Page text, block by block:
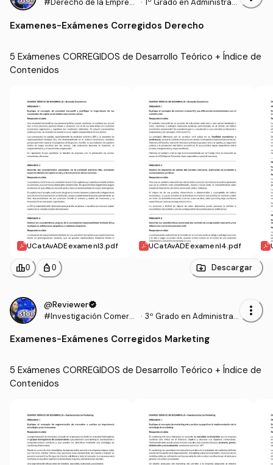
#Derecho de la Empres
· 1º Grado en Administraci
sas (UCAVILA)
Examenes-Exámenes Corregidos Derecho
5 Exámenes CORREGIDOS de Desarrollo Teórico + Índice de
Contenidos
UCatAvADEexamenI3.pdf UCatAvADEexamenI4.pdf
leaderboard0 personal_bag 0 Descargar
@Reviewerverified
#Investigación Comerci
· 3º Grado en Administrac
sas (UCAVILA)
more_vert
Examenes-Exámenes Corregidos Marketing
5 Exámenes CORREGIDOS de Desarrollo Teórico + Índice de
Contenidos